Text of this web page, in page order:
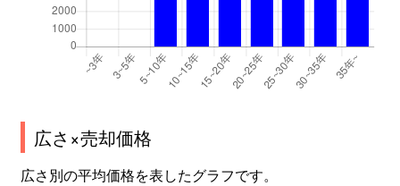
広さ×売却価格
広さ別の平均価格を表したグラフです。